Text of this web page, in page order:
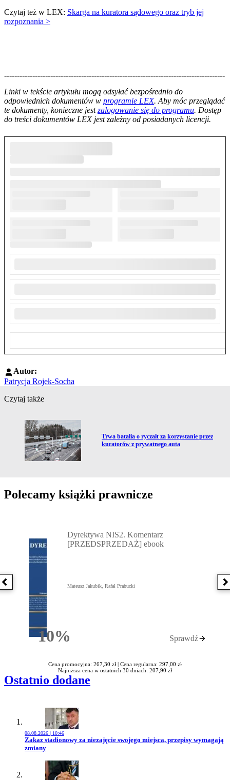
Czytaj też w LEX: Skarga na kuratora sądowego oraz tryb jej
rozpoznania >
--------------------------------------------------------------------------------------
Linki w tekście artykułu mogą odsyłać bezpośrednio do
odpowiednich dokumentów w programie LEX. Aby móc przeglądać
te dokumenty, konieczne jestzalogowanie się do programu. Dostęp
do treści dokumentów LEX jest zależny od posiadanych licencji.
Autor:
Patrycja Rojek-Socha
Czytaj także
Przejdź do artykułu:
Trwa batalia o ryczałt za korzystanie przez
kuratorów z prywatnego auta
Polecamy książki prawnicze
Poprzednia książka
10%Rabatu
Dyrektywa NIS2. Komentarz
[PRZEDSPRZEDAŻ] ebook
Mateusz Jakubik, Rafał Prabucki
Sprawdź
Cena promocyjna: 267,30 zł | Cena regularna: 297,00 zł
Najniższa cena w ostatnich 30 dniach: 207,90 zł
Ostatnio dodane
08.08.2026 | 10:46
Przejdź do artykułu:
Zakaz stadionowy za niezajęcie swojego miejsca, przepisy wymagają
zmiany